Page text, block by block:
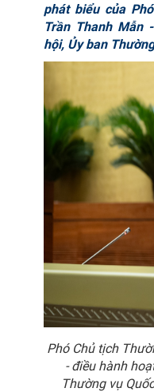
phát biểu của
Trần Thanh Mẫn
hội, Ủy ban
Phó Chủ tịch
- điều hành
Thường vụ